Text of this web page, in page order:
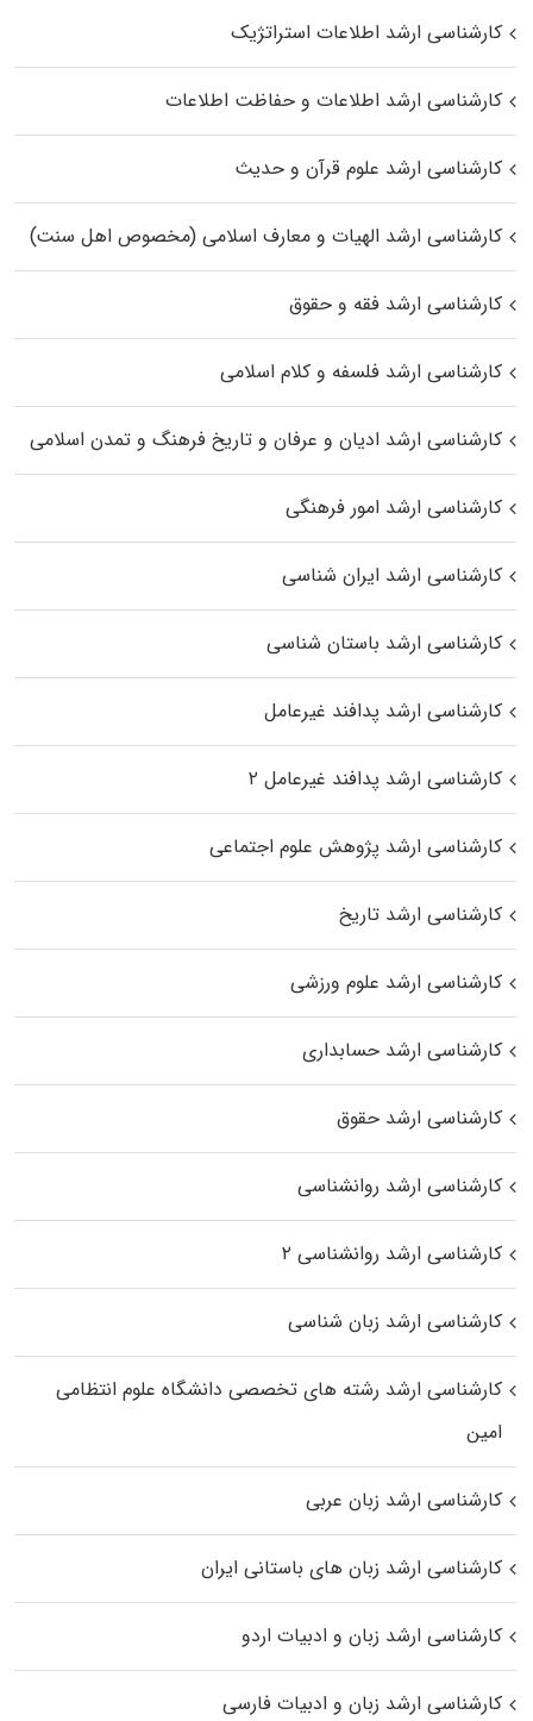
کارشناسی ارشد اطلاعات استراتژیک
کارشناسی ارشد اطلاعات و حفاظت اطلاعات
کارشناسی ارشد علوم قرآن و حدیث
کارشناسی ارشد الهیات و معارف اسلامی (مخصوص اهل سنت)
کارشناسی ارشد فقه و حقوق
کارشناسی ارشد فلسفه و کلام اسلامی
کارشناسی ارشد ادیان و عرفان و تاریخ فرهنگ و تمدن اسلامی
کارشناسی ارشد امور فرهنگی
کارشناسی ارشد ایران شناسی
کارشناسی ارشد باستان شناسی
کارشناسی ارشد پدافند غیرعامل
کارشناسی ارشد پدافند غیرعامل ۲
کارشناسی ارشد پژوهش علوم اجتماعی
کارشناسی ارشد تاریخ
کارشناسی ارشد علوم ورزشی
کارشناسی ارشد حسابداری
کارشناسی ارشد حقوق
کارشناسی ارشد روانشناسی
کارشناسی ارشد روانشناسی ۲
کارشناسی ارشد زبان شناسی
کارشناسی ارشد رﺷﺘﻪ ﻫﺎی تخصصی داﻧﺸﮕﺎه ﻋﻠﻮم انتظامی
اﻣﻴﻦ
کارشناسی ارشد زبان عربی
کارشناسی ارشد زبان‌ های باستانی ایران
کارشناسی ارشد زبان و ادبیات اردو
کارشناسی ارشد زبان و ادبیات فارسی